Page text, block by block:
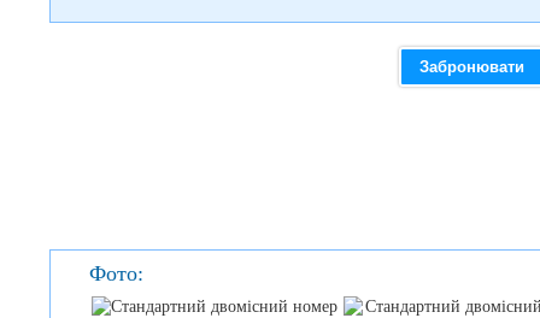
Забронювати
Фото: